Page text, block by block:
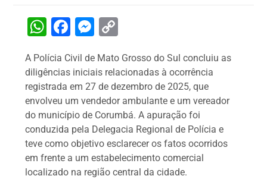
W
at
s
A
p
p
F
c
e
b
o
o
k
M
s
s
e
n
g
er
p
y
Li
n
k
A Polícia Civil de Mato Grosso do Sul concluiu as
diligências iniciais relacionadas à ocorrência
registrada em 27 de dezembro de 2025, que
envolveu um vendedor ambulante e um vereador
do município de Corumbá. A apuração foi
conduzida pela Delegacia Regional de Polícia e
teve como objetivo esclarecer os fatos ocorridos
em frente a um estabelecimento comercial
localizado na região central da cidade.